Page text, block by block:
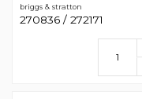
briggs & stratton
270836 / 272171